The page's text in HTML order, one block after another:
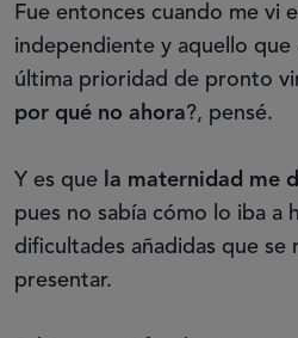
Fue entonces cuando me vi
independiente y aquello que
última prioridad de pronto
por qué no ahora?, pensé.
Y es que la maternidad me
pues no sabía cómo lo iba a
dificultades añadidas que se
presentar.